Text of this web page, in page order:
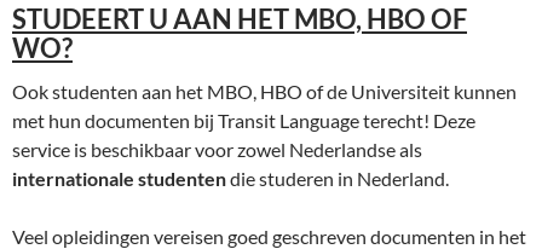
STUDEERT U AAN HET MBO, HBO OF
WO?
Ook studenten aan het MBO, HBO of de Universiteit kunnen
met hun documenten bij Transit Language terecht! Deze
service is beschikbaar voor zowel Nederlandse als
internationale studentendie studeren in Nederland.
Veel opleidingen vereisen goed geschreven documenten in het